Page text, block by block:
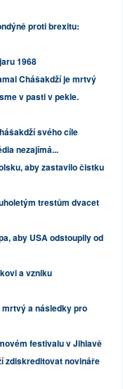
proti brexitu:
1968
Chášakdží je mrtvý
v pasti v pekle.
svého cíle
nezajímá...
aby zastavilo čistku
trestům dvacet
aby USA odstoupily od
a vzniku
mrtvý a následky pro
festivalu v Jihlavě
zdiskreditovat novináře